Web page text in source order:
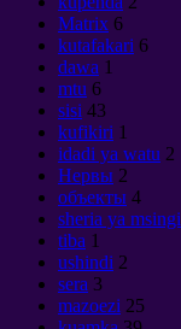
Matrix 6
kutafakari 6
dawa 1
mtu 6
sisi 43
kufikiri 1
idadi ya watu 2
Нервы 2
объекты 4
sheria ya msingi
tiba 1
ushindi 2
sera 3
mazoezi 25